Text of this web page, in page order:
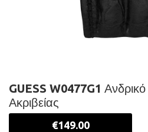
GUESS W0477G1
Ακριβείας
€149.00